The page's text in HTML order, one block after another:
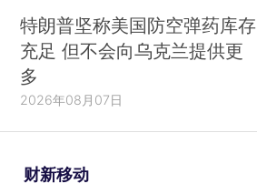
特朗普坚称美国防空弹药库存
充足 但不会向乌克兰提供更
多
2026年08月07日
财新移动